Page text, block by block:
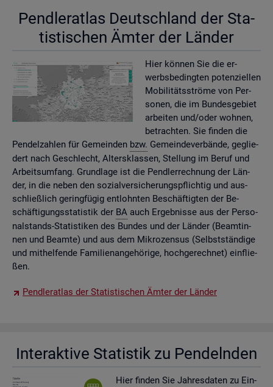
Pend­ler­at­las Deutsch­land der Sta­
tis­ti­schen Ämter der Län­der
Hier kön­nen Sie die er­
werbs­be­ding­ten po­ten­zi­el­len
Mo­bi­li­täts­strö­me von Per­
so­nen, die im Bun­des­ge­biet
ar­bei­ten und/oder woh­nen,
be­trach­ten. Sie fin­den die
Pen­del­zah­len für Ge­mein­den bzw. Ge­mein­de­ver­bän­de, ge­glie­
dert nach Ge­schlecht, Al­ters­klas­sen, Stel­lung im Beruf und
Ar­beits­um­fang. Grund­la­ge ist die Pend­ler­rech­nung der Län­
der, in die neben den so­zi­al­ver­si­che­rungs­pflich­tig und aus­
schlie­ß­lich ge­ring­fü­gig ent­lohn­ten Be­schäf­tig­ten der Be­
schäf­ti­gungs­sta­tis­tik der BA auch Er­geb­nis­se aus der Per­so­
nal­stands-Sta­tis­ti­ken des Bun­des und der Län­der (Be­am­tin­
nen und Be­am­te) und aus dem Mi­kro­zen­sus (Selbst­stän­di­ge
und mit­hel­fen­de Fa­mi­li­en­an­ge­hö­ri­ge, hoch­ge­rech­net) ein­flie­
ßen.
Pend­ler­at­las der Sta­tis­ti­schen Ämter der Län­der
In­ter­ak­ti­ve Sta­tis­tik zu Pen­deln­den
Hier fin­den Sie Jah­res­da­ten zu Ein-